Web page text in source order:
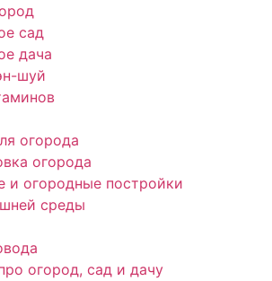
сад
дача
шуй
огорода
огорода
и огородные постройки
среды
огород, сад и дачу